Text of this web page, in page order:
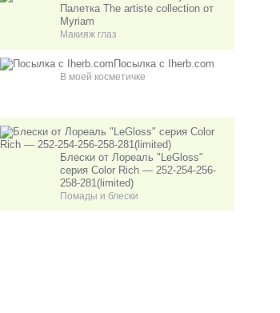
Палетка The artiste collection от
Myriam
Макияж глаз
Посылка с Iherb.com
В моей косметичке
Блески от Лореаль "LeGloss"
серия Color Rich — 252-254-256-
258-281(limited)
Помады и блески